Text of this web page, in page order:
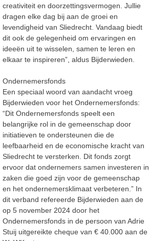
creativiteit en doorzettingsvermogen. Jullie
dragen elke dag bij aan de groei en
levendigheid van Sliedrecht. Vandaag biedt
dit ook de gelegenheid om ervaringen en
ideeën uit te wisselen, samen te leren en
elkaar te inspireren”, aldus Bijderwieden.
Ondernemersfonds
Een speciaal woord van aandacht vroeg
Bijderwieden voor het Ondernemersfonds:
“Dit Ondernemersfonds speelt een
belangrijke rol in de gemeenschap door
initiatieven te ondersteunen die de
leefbaarheid en de economische kracht van
Sliedrecht te versterken. Dit fonds zorgt
ervoor dat ondernemers samen investeren in
zaken die goed zijn voor de gemeenschap
en het ondernemersklimaat verbeteren.” In
dit verband refereerde Bijderwieden aan de
op 5 november 2024 door het
Ondernemersfonds in de persoon van Adrie
Stuij uitgereikte cheque van € 40.000 aan de